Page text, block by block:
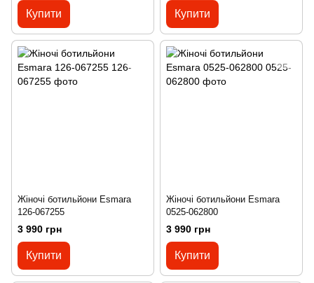
Купити Купити
Жіночі ботильйони Esmara
126-067255
3 990 грн
Купити
Жіночі ботильйони Esmara
0525-062800
3 990 грн
Купити